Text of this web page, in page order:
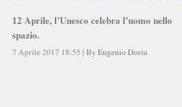
12 Aprile, l’Unesco celebra l’uomo nello
spazio.
7 Aprile 2017 18:55 | By Eugenio Doria